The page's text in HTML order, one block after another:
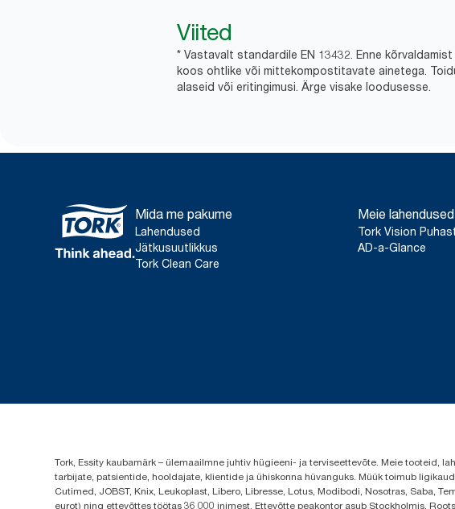
Viited
* Vastavalt standardile EN 13432. Enne
koos ohtlike või mittekompostitavate ainetega.
alaseid või eritingimusi. Ärge visake loodusesse.
Mida me pakume
Lahendused
Jätkusuutlikkus
Tork Clean Care
Meie lahendused
Tork Vision
AD-a-Glance
Tork, Essity kaubamärk – ülemaailmne juhtiv hügieeni- ja terviseettevõte. Meie tooteid,
tarbijate, patsientide, hooldajate, klientide ja ühiskonna hüvanguks. Müük toimub
Cutimed, JOBST, Knix, Leukoplast, Libero, Libresse, Lotus, Modibodi, Nosotras, Saba,
eurot) ning ettevõttes töötas 36 000 inimest. Ettevõtte peakontor asub Stockholmis,